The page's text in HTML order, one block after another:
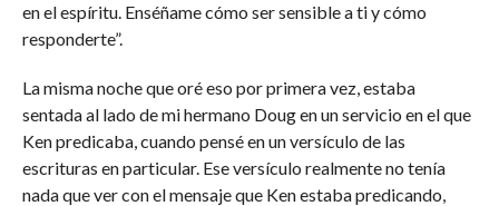
en el espíritu. Enséñame cómo ser sensible a ti y cómo
responderte”.
La misma noche que oré eso por primera vez, estaba
sentada al lado de mi hermano Doug en un servicio en el que
Ken predicaba, cuando pensé en un versículo de las
escrituras en particular. Ese versículo realmente no tenía
nada que ver con el mensaje que Ken estaba predicando,